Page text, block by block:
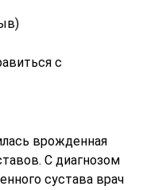
с
врожденная
С диагнозом
сустава врач